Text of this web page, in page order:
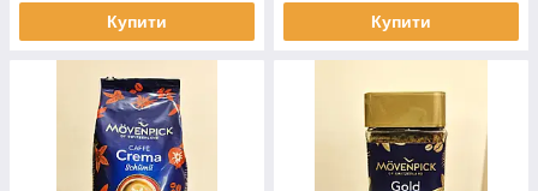
Купити Купити